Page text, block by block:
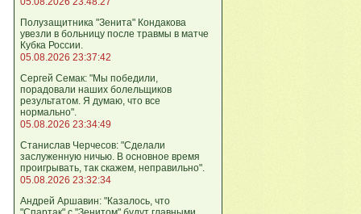
Полузащитника "Зенита" Кондакова
увезли в больницу после травмы в матче
Кубка России.
05.08.2026 23:37:42
Сергей Семак: "Мы победили,
порадовали наших болельщиков
результатом. Я думаю, что все
нормально".
05.08.2026 23:34:49
Станислав Черчесов: "Сделали
заслуженную ничью. В основное время
проигрывать, так скажем, неправильно".
05.08.2026 23:32:34
Андрей Аршавин: "Казалось, что